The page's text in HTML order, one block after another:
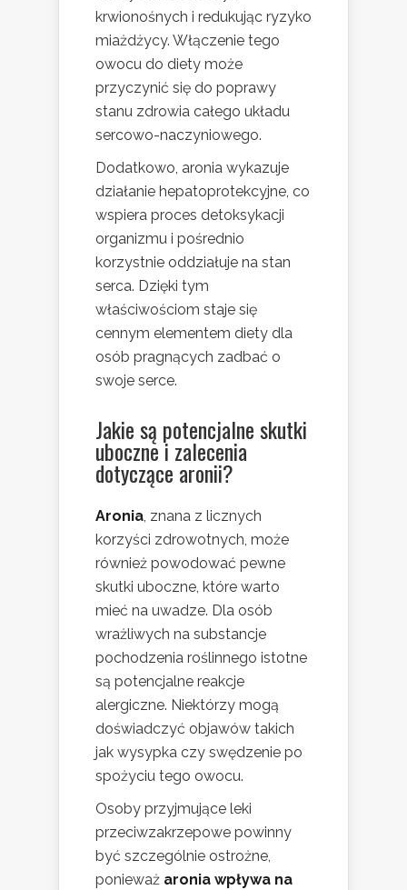
krwionośnych i redukując ryzyko
miażdżycy. Włączenie tego
owocu do diety może
przyczynić się do poprawy
stanu zdrowia całego układu
sercowo-naczyniowego.
Dodatkowo, aronia wykazuje
działanie hepatoprotekcyjne, co
wspiera proces detoksykacji
organizmu i pośrednio
korzystnie oddziałuje na stan
serca. Dzięki tym
właściwościom staje się
cennym elementem diety dla
osób pragnących zadbać o
swoje serce.
Jakie są potencjalne skutki
uboczne i zalecenia
dotyczące aronii?
Aronia, znana z licznych
korzyści zdrowotnych, może
również powodować pewne
skutki uboczne, które warto
mieć na uwadze. Dla osób
wrażliwych na substancje
pochodzenia roślinnego istotne
są potencjalne reakcje
alergiczne. Niektórzy mogą
doświadczyć objawów takich
jak wysypka czy swędzenie po
spożyciu tego owocu.
Osoby przyjmujące leki
przeciwzakrzepowe powinny
być szczególnie ostrożne,
ponieważ aronia wpływa na